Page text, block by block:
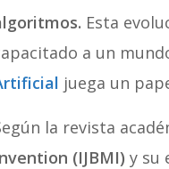
Esta
a un
juega un
la revista
(IJBMI) y su